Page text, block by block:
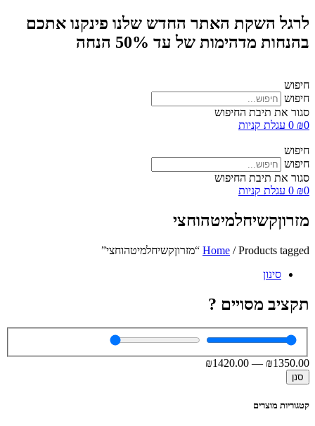
לרגל השקת האתר החדש שלנו פינקנו אתכם
בהנחות מדהימות של עד 50% הנחה
חיפוש
חיפוש
סגור את תיבת החיפוש
₪0
0 עגלת קניות
חיפוש
חיפוש
סגור את תיבת החיפוש
₪0
0 עגלת קניות
מזרוןקשיחלמיטהוחצי
Home / Products tagged “מזרוןקשיחלמיטהוחצי”
סינון
תקציב מסויים ?
₪1350.00
—
₪1420.00
סנן
קטגוריות מוצרים